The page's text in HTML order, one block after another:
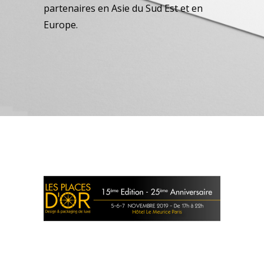
partenaires en Asie du Sud Est et en
Europe.